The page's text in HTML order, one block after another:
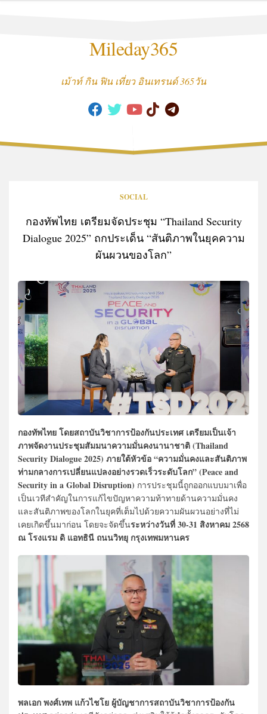
Mileday365
เม้าท์ กิน ฟิน เที่ยว อินเทรนด์ 365วัน
SOCIAL
กองทัพไทย เตรียมจัดประชุม “Thailand Security
Dialogue 2025” ถกประเด็น “สันติภาพในยุคความ
ผันผวนของโลก”
กองทัพไทยโดยสถาบันวิชาการป้องกันประเทศ เตรียมเป็นเจ้า
ภาพจัดงานประชุมสัมมนาความมั่นคงนานาชาติ (Thailand
Security Dialogue 2025) ภายใต้หัวข้อ “ความมั่นคงและสันติภาพ
ท่ามกลางการเปลี่ยนแปลงอย่างรวดเร็วระดับโลก” (Peace and
Security in a Global Disruption) การประชุมนี้ถูกออกแบบมาเพื่อ
เป็นเวทีสำคัญในการแก้ไขปัญหาความท้าทายด้านความมั่นคง
และสันติภาพของโลกในยุคที่เต็มไปด้วยความผันผวนอย่างที่ไม่
เคยเกิดขึ้นมาก่อน โดยจะจัดขึ้นระหว่างวันที่ 30-31 สิงหาคม 2568
ณ โรงแรม ดิ แอทธินี ถนนวิทยุ กรุงเทพมหานคร
พลเอก พงศ์เทพ แก้วไชโย ผู้บัญชาการสถาบันวิชาการป้องกัน